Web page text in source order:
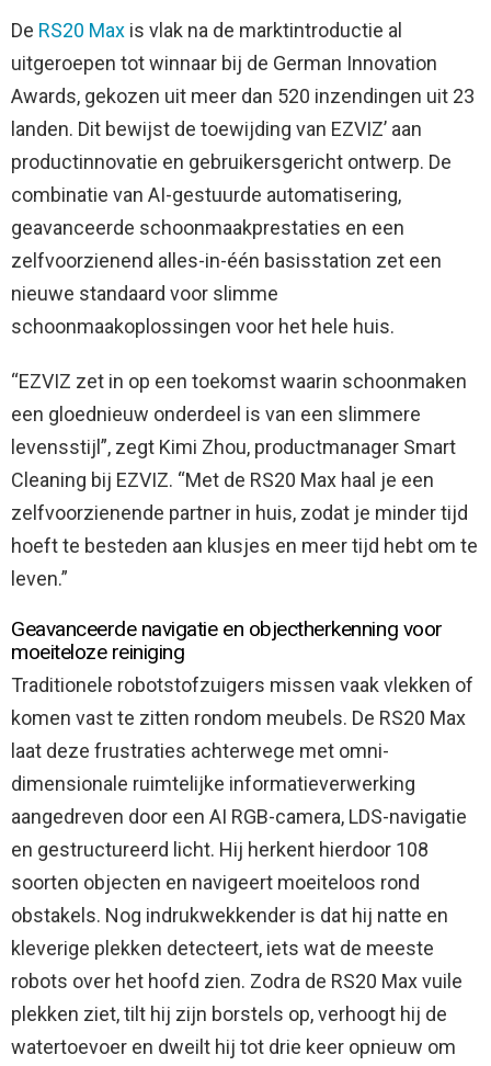
De RS20 Max is vlak na de marktintroductie al
uitgeroepen tot winnaar bij de German Innovation
Awards, gekozen uit meer dan 520 inzendingen uit 23
landen. Dit bewijst de toewijding van EZVIZ’ aan
productinnovatie en gebruikersgericht ontwerp. De
combinatie van AI-gestuurde automatisering,
geavanceerde schoonmaakprestaties en een
zelfvoorzienend alles-in-één basisstation zet een
nieuwe standaard voor slimme
schoonmaakoplossingen voor het hele huis.
“EZVIZ zet in op een toekomst waarin schoonmaken
een gloednieuw onderdeel is van een slimmere
levensstijl”, zegt Kimi Zhou, productmanager Smart
Cleaning bij EZVIZ. “Met de RS20 Max haal je een
zelfvoorzienende partner in huis, zodat je minder tijd
hoeft te besteden aan klusjes en meer tijd hebt om te
leven.”
Geavanceerde navigatie en objectherkenning voor
moeiteloze reiniging
Traditionele robotstofzuigers missen vaak vlekken of
komen vast te zitten rondom meubels. De RS20 Max
laat deze frustraties achterwege met omni-
dimensionale ruimtelijke informatieverwerking
aangedreven door een AI RGB-camera, LDS-navigatie
en gestructureerd licht. Hij herkent hierdoor 108
soorten objecten en navigeert moeiteloos rond
obstakels. Nog indrukwekkender is dat hij natte en
kleverige plekken detecteert, iets wat de meeste
robots over het hoofd zien. Zodra de RS20 Max vuile
plekken ziet, tilt hij zijn borstels op, verhoogt hij de
watertoevoer en dweilt hij tot drie keer opnieuw om